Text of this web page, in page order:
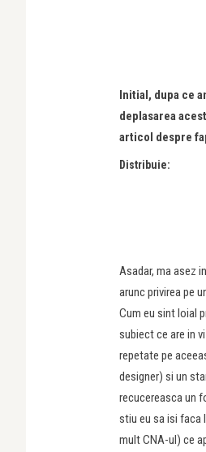
Initial, dupa ce
deplasarea
articol despre
Distribuie:
Asadar, ma asez
arunc privirea pe
Cum eu sint loial
subiect ce are in
repetate pe
designer) si un
recucereasca un
stiu eu sa isi faca
mult CNA-ul) ce